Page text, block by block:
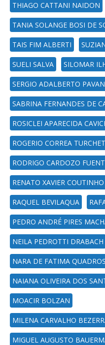
THIAGO CATTANI NAIDON
TANIA SOLANGE BOSI DE
TAIS FIM ALBERTI
SUELI SALVA SILOMAR
SERGIO ADALBERTO
SABRINA FERNANDES DE
ROSICLEI APARECIDA
ROGERIO CORREA
RODRIGO CARDOZO
RENATO XAVIER COUTINHO
RAQUEL BEVILAQUA
PEDRO ANDRÉ PIRES
NEILA PEDROTTI DRABACH
NARA DE FATIMA
NAIANA OLIVEIRA DOS
MOACIR BOLZAN
MILENA CARVALHO
MIGUEL AUGUSTO